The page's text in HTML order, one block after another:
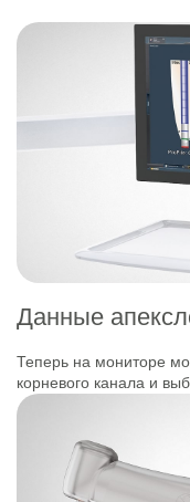
Данные
Теперь на мониторе
корневого канала и